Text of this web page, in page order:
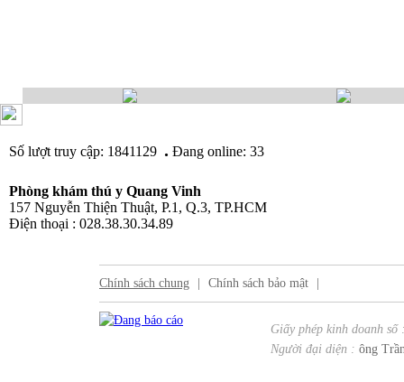
Số lượt truy cập: 1841129 . Đang online: 33
Phòng khám thú y Quang Vinh
157 Nguyễn Thiện Thuật, P.1, Q.3, TP.HCM
Điện thoại : 028.38.30.34.89
Chính sách chung Chính sách bảo mật
Giấy phép kinh doanh số
Người đại diện : ông